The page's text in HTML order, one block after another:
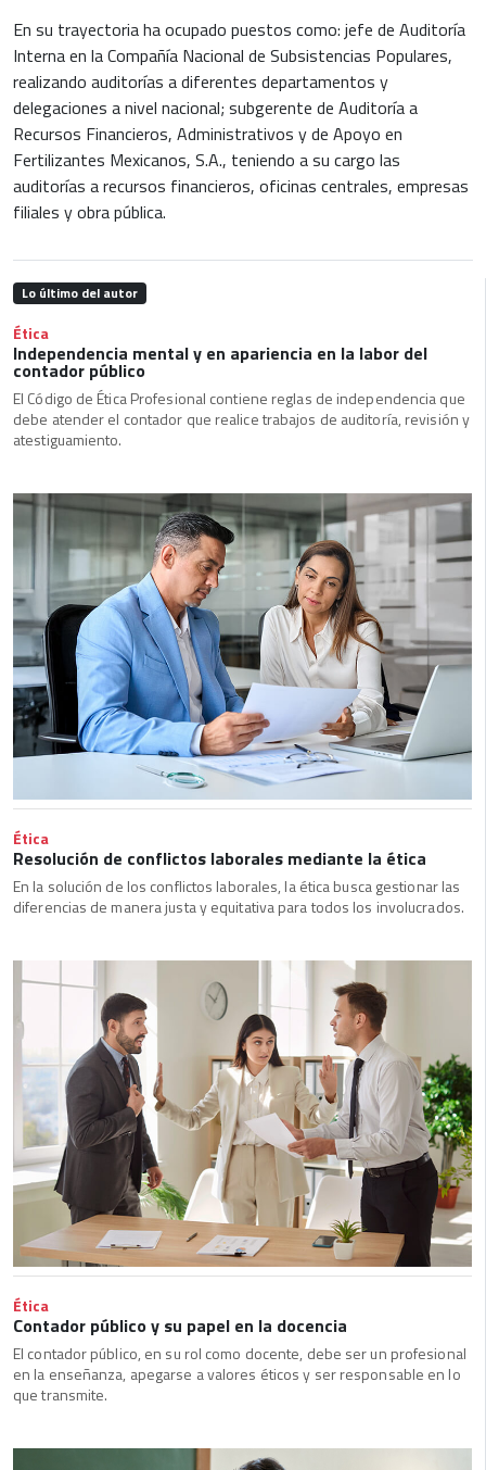
En su trayectoria ha ocupado puestos como: jefe de Auditoría
Interna en la Compañía Nacional de Subsistencias Populares,
realizando auditorías a diferentes departamentos y
delegaciones a nivel nacional; subgerente de Auditoría a
Recursos Financieros, Administrativos y de Apoyo en
Fertilizantes Mexicanos, S.A., teniendo a su cargo las
auditorías a recursos financieros, oficinas centrales, empresas
filiales y obra pública.
Lo último del autor
Ética
Independencia mental y en apariencia en la labor del
contador público
El Código de Ética Profesional contiene reglas de independencia que
debe atender el contador que realice trabajos de auditoría, revisión y
atestiguamiento.
Ética
Resolución de conflictos laborales mediante la ética
En la solución de los conflictos laborales, la ética busca gestionar las
diferencias de manera justa y equitativa para todos los involucrados.
Ética
Contador público y su papel en la docencia
El contador público, en su rol como docente, debe ser un profesional
en la enseñanza, apegarse a valores éticos y ser responsable en lo
que transmite.